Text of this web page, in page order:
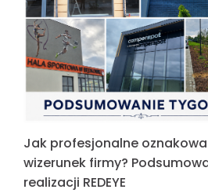
Jak profesjonalne
wizerunek firmy?
realizacji REDEYE